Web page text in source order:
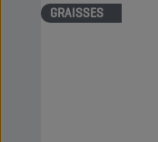
GRAISSES